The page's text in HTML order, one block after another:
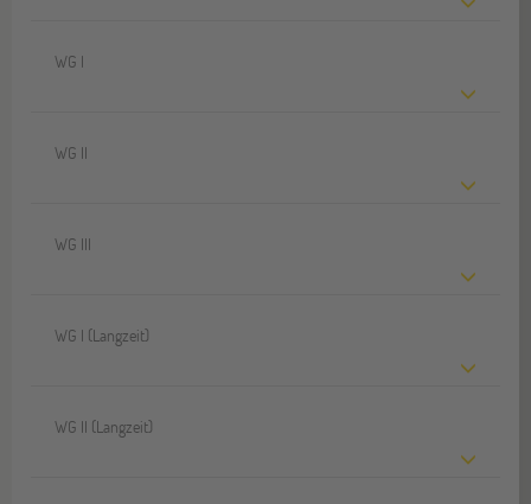
WG I
WG II
WG III
WG I (Langzeit)
WG II (Langzeit)